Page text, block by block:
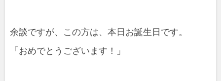
余談ですが、この方は、本日お誕生日です。
「おめでとうございます！」